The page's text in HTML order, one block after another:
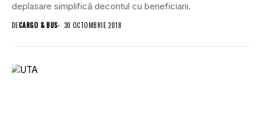
deplasare simplifică decontul cu beneficiarii.
DECARGO & BUS 30 OCTOMBRIE 2018